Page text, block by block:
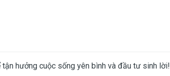
hưởng cuộc sống yên bình và đầu tư sinh lời!